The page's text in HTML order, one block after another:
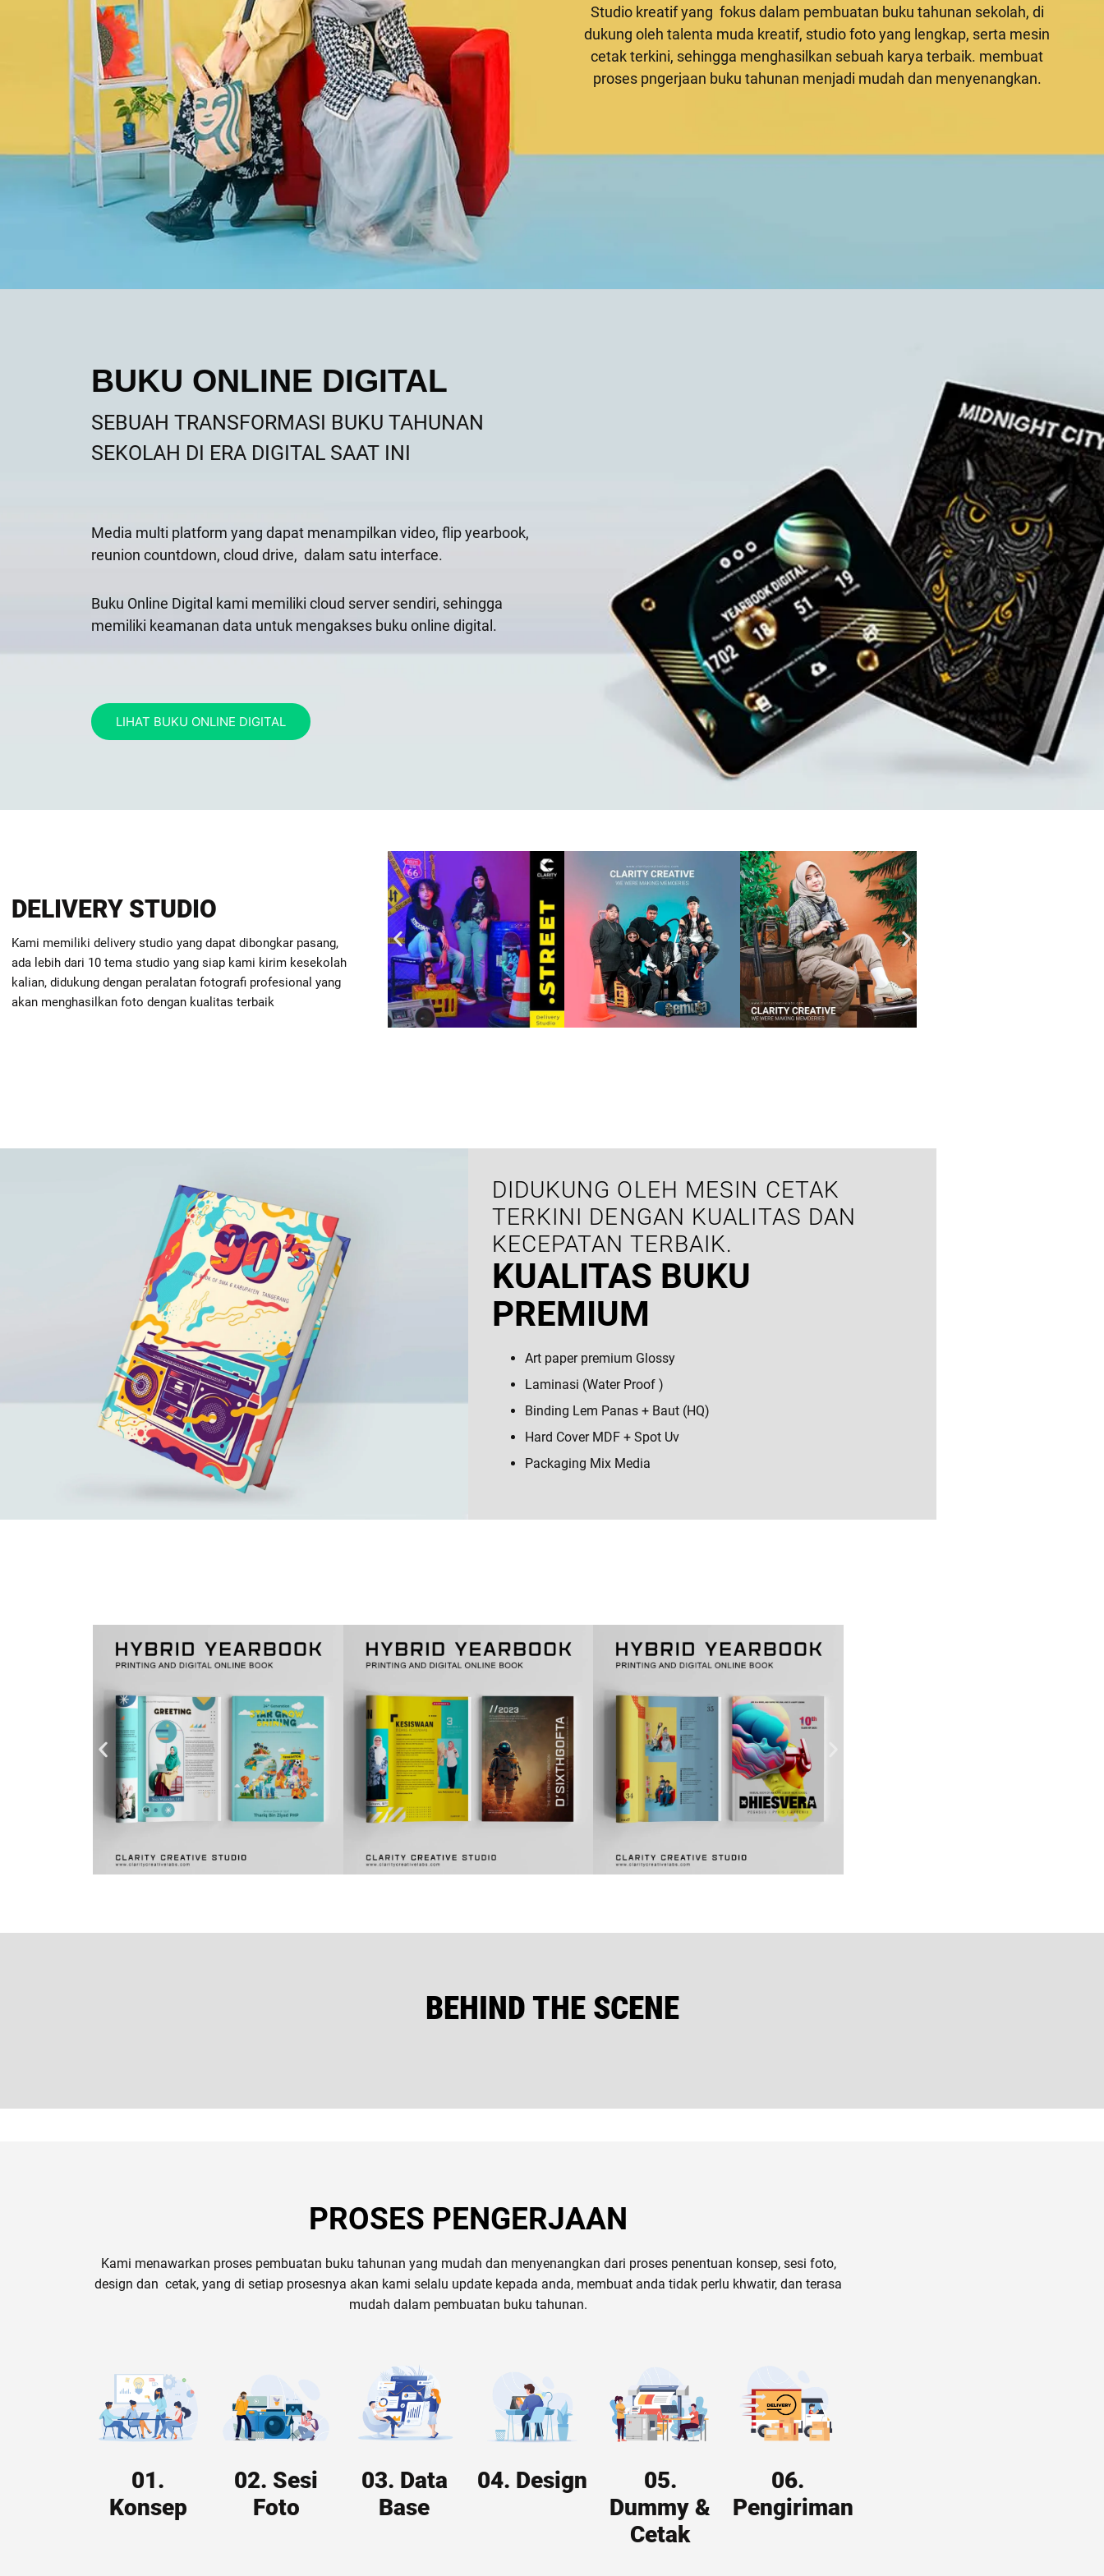
Studio kreatif yang fokus dalam pembuatan buku tahunan sekolah, di
dukung oleh talenta muda kreatif, studio foto yang lengkap, serta mesin
cetak terkini, sehingga menghasilkan sebuah karya terbaik. membuat
proses pngerjaan buku tahunan menjadi mudah dan menyenangkan.
BUKU ONLINE DIGITAL
SEBUAH TRANSFORMASI BUKU TAHUNAN
SEKOLAH DI ERA DIGITAL SAAT INI
Media multi platform yang dapat menampilkan video, flip yearbook,
reunion countdown, cloud drive, dalam satu interface.
Buku Online Digital kami memiliki cloud server sendiri, sehingga
memiliki keamanan data untuk mengakses buku online digital.
LIHAT BUKU ONLINE DIGITAL
DELIVERY STUDIO
Kami memiliki delivery studio yang dapat dibongkar pasang,
ada lebih dari 10 tema studio yang siap kami kirim kesekolah
kalian, didukung dengan peralatan fotografi profesional yang
akan menghasilkan foto dengan kualitas terbaik
DIDUKUNG OLEH MESIN CETAK
TERKINI DENGAN KUALITAS DAN
KECEPATAN TERBAIK.
KUALITAS BUKU
PREMIUM
Art paper premium Glossy
Laminasi (Water Proof )
Binding Lem Panas + Baut (HQ)
Hard Cover MDF + Spot Uv
Packaging Mix Media
BEHIND THE SCENE
PROSES PENGERJAAN
Kami menawarkan proses pembuatan buku tahunan yang mudah dan menyenangkan dari proses penentuan konsep, sesi foto,
design dan cetak, yang di setiap prosesnya akan kami selalu update kepada anda, membuat anda tidak perlu khwatir, dan terasa
mudah dalam pembuatan buku tahunan.
01.
Konsep
02. Sesi
Foto
03. Data
Base
04. Design
05.
Dummy &
Cetak
06.
Pengiriman